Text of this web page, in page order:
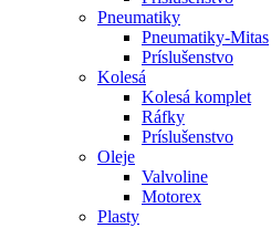
Pneumatiky
Pneumatiky-Mitas
Príslušenstvo
Kolesá
Kolesá komplet
Ráfky
Príslušenstvo
Oleje
Valvoline
Motorex
Plasty